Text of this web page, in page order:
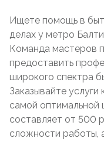
Ищете помощь в
делах у метро
Команда мастеров
предоставить
широкого спектра
Заказывайте услуги
самой оптимальной
составляет от 500
сложности работы,